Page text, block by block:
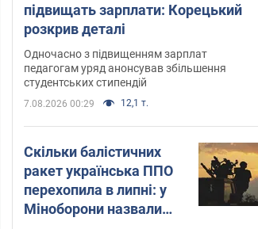
підвищать зарплати: Корецький
розкрив деталі
Одночасно з підвищенням зарплат
педагогам уряд анонсував збільшення
студентських стипендій
7.08.2026 00:29 12,1 т.
Скільки балістичних
ракет українська ППО
перехопила в липні: у
Міноборони назвали